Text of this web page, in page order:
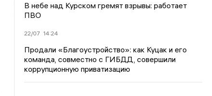
В небе над Курском гремят взрывы: работает
ПВО
22/07 14:24
Продали «Благоустройство»: как Куцак и его
команда, совместно с ГИБДД, совершили
коррупционную приватизацию